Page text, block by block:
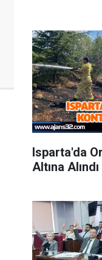
Isparta'da
Altına Alındı